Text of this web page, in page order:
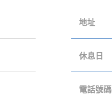
地址
休息日
電話號碼